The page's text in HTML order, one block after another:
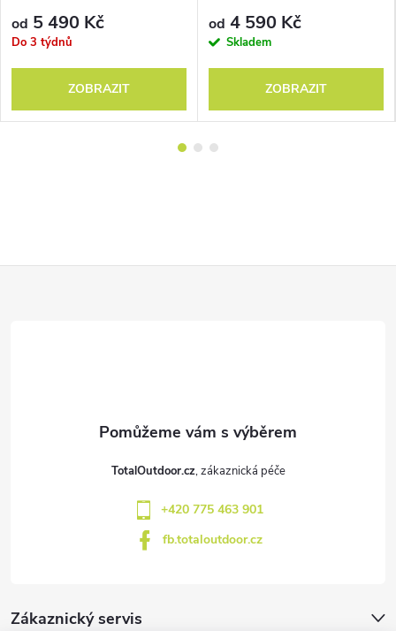
od 5 490 Kč
Do 3 týdnů
ZOBRAZIT
od 4 590 Kč
Skladem
ZOBRAZIT
Zákaznický servis
TotalOutdoor.cz
+420 775 463 901
fb.totaloutdoor.cz